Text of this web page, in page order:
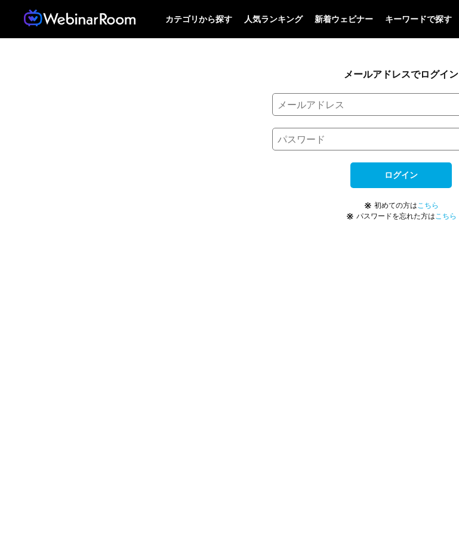
カテゴリから探す 人気ランキング 新着ウェビナー キーワードで探す
メールアドレスでログイン
ログイン
※ 初めての方は こちら
※ パスワードを忘れた方は こちら